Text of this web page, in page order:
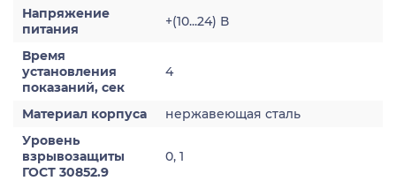
Напряжение
питания
+(10...24) В
Время
установления
показаний, сек
4
Материал корпуса
нержавеющая сталь
Уровень
взрывозащиты
ГОСТ 30852.9
0, 1